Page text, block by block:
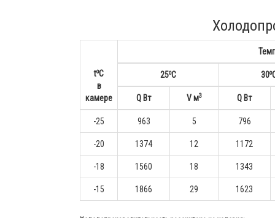
toС
в
камере
25oС 30o
Q Вт V м3 Q Вт
-25 963 5 796
-20 1374 12 1172
-18 1560 18 1343
-15 1866 29 1623